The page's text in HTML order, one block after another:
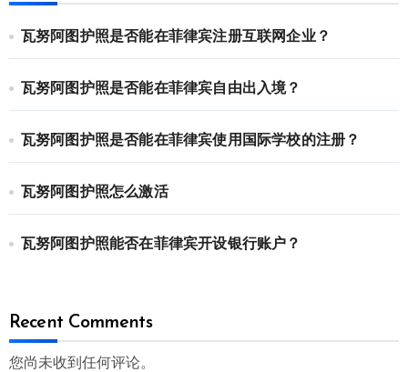
瓦努阿图护照是否能在菲律宾注册互联网企业？
瓦努阿图护照是否能在菲律宾自由出入境？
瓦努阿图护照是否能在菲律宾使用国际学校的注册？
瓦努阿图护照怎么激活
瓦努阿图护照能否在菲律宾开设银行账户？
Recent Comments
您尚未收到任何评论。